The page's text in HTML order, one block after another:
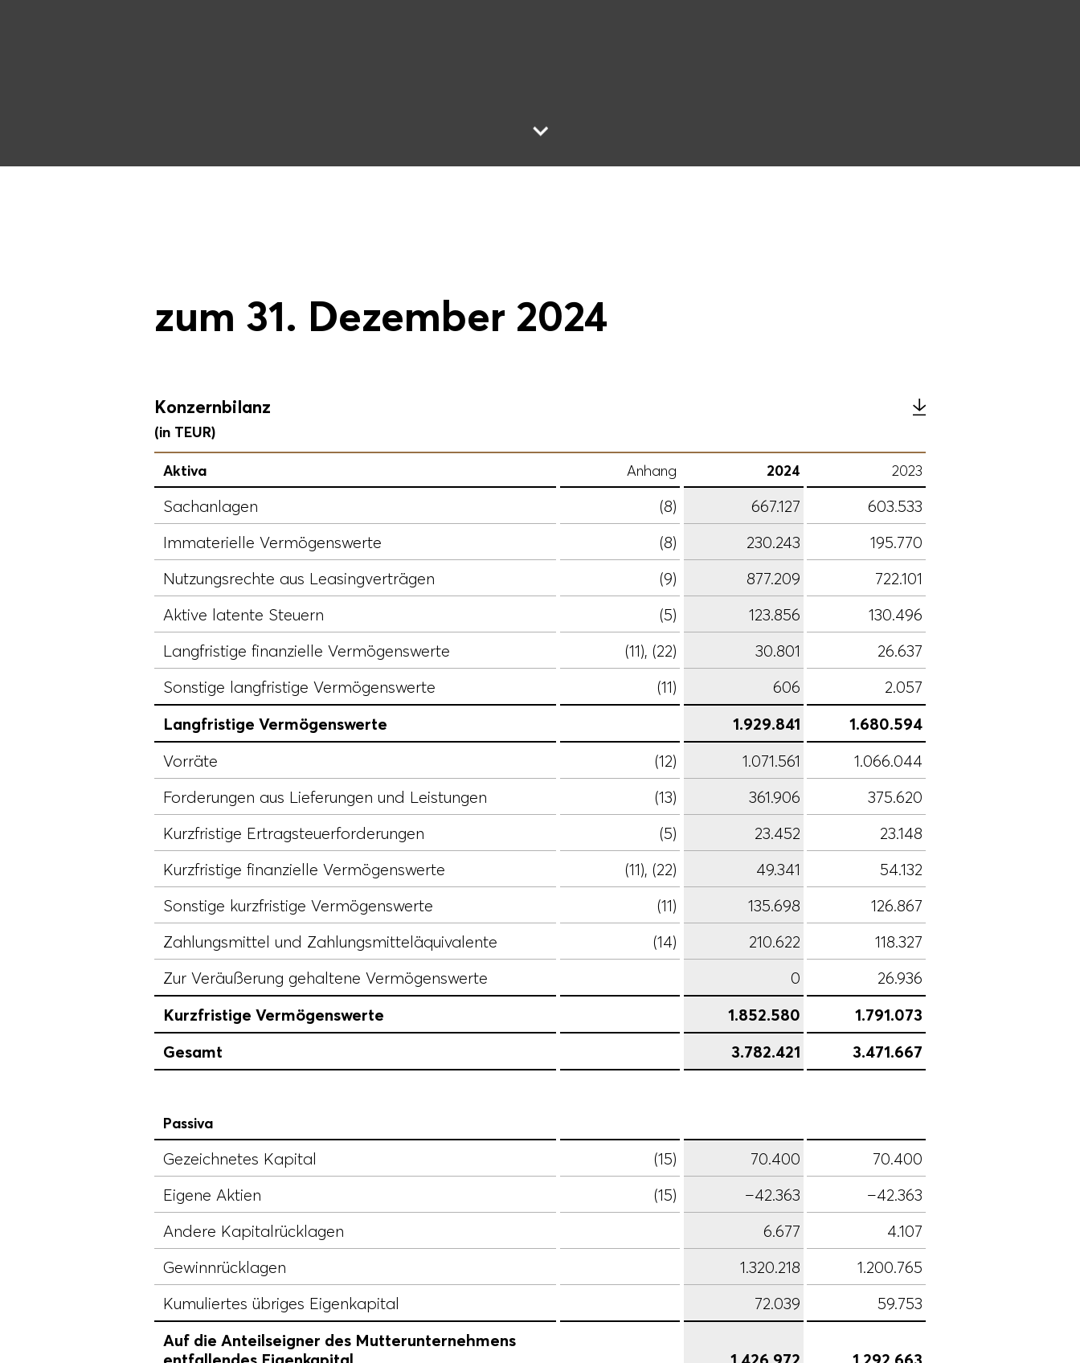
Zum Inhalt
zum 31. Dezember 2024
Konzernbilanz
(in TEUR)
Aktiva Anhang 2024 2023
Sachanlagen (8) 667.127
603.533
Immaterielle Vermögenswerte
(8) 230.243
195.770
Nutzungsrechte aus Leasingverträgen
(9) 877.209
722.101
Aktive latente Steuern
(5) 123.856
130.496
Langfristige finanzielle Vermögenswerte
(11), (22) 30.801
26.637
Sonstige langfristige Vermögenswerte
(11) 606
2.057
Langfristige Vermögenswerte
1.929.841
1.680.594
Vorräte
(12) 1.071.561
1.066.044
Forderungen aus Lieferungen und Leistungen
(13) 361.906
375.620
Kurzfristige Ertragsteuerforderungen
(5) 23.452
23.148
Kurzfristige finanzielle Vermögenswerte
(11), (22) 49.341
54.132
Sonstige kurzfristige Vermögenswerte
(11) 135.698
126.867
Zahlungsmittel und Zahlungsmitteläquivalente
(14) 210.622
118.327
Zur Veräußerung gehaltene Vermögenswerte
0
26.936
Kurzfristige Vermögenswerte
1.852.580
1.791.073
Gesamt
3.782.421 3.471.667
Passiva
Gezeichnetes Kapital (15) 70.400
70.400
Eigene Aktien
(15) –42.363
–42.363
Andere Kapitalrücklagen
6.677
4.107
Gewinnrücklagen
1.320.218
1.200.765
Kumuliertes übriges Eigenkapital
72.039
59.753
Auf die Anteilseigner des Mutterunternehmens